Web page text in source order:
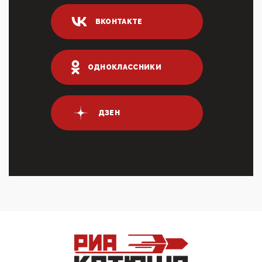
логических двухЗаполнение ИНН при любых
переводах по ...
03:35, 10 Апреля 2026
крупных банках по итогам 2025 года превысило 63
млрд руб. ...
03:01, 10 Апреля 2026
что союзники просили Киев не наносить удары по
энергети...
01:54, 10 Апреля 2026
Сионистское правительство благосклонно
разрешило православным христианам провести
ВКОНТАКТЕ
ОДНОКЛАССНИКИ
ДЗЕН